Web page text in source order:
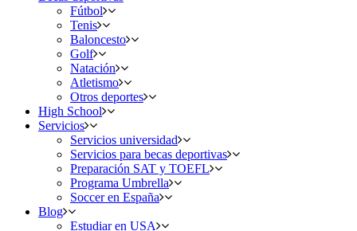
Fútbol
Tenis
Baloncesto
Golf
Natación
Atletismo
Otros deportes
High School
Servicios
Servicios universidad
Servicios para becas deportivas
Preparación SAT y TOEFL
Programa Umbrella
Soccer en España
Blog
Estudiar en USA